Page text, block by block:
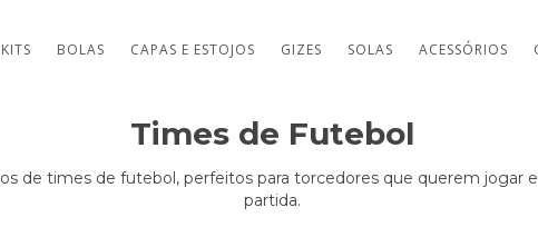
KITS BOLAS CAPAS E ESTOJOS GIZES SOLAS ACESSÓRIOS
Times de Futebol
de times de futebol, perfeitos para torcedores que querem jogar
partida.